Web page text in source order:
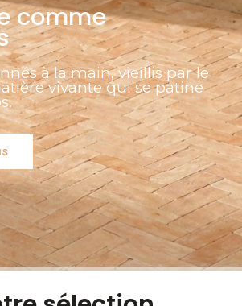
comme
à la main, vieillis par le
vivante qui se patine